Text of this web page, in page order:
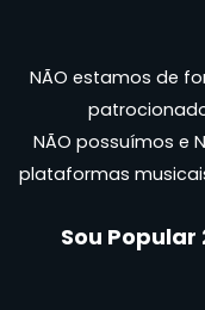
NÃO estamos de
NÃO possuímos e
plataformas
Sou